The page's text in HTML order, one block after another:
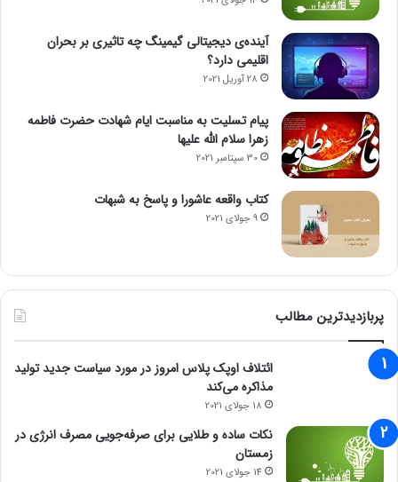
آینده‌ی دیجیتالی گیمینگ چه تاثیری بر بحران
اقلیمی دارد؟
28 آوریل 2021
پیام تسلیت به مناسبت ایام شهادت حضرت فاطمه
زهرا سلام الله علیها
30 سپتامبر 2021
کتاب واقعه عاشورا و پاسخ به شبهات
9 جولای 2021
پربازدیدترین مطالب
ائتلاف اوپک پلاس امروز در مورد سیاست جدید تولید
مذاکره می‌کند
18 جولای 2021
نکات ساده و طلایی برای صرفه‌جویی مصرف انرژی در
زمستان
14 جولای 2021